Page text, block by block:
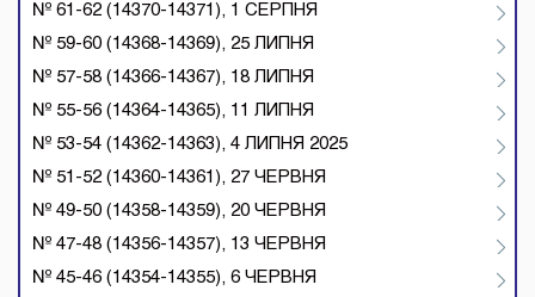
№ 61-62 (14370-14371), 1 СЕРПНЯ
№ 59-60 (14368-14369), 25 ЛИПНЯ
№ 57-58 (14366-14367), 18 ЛИПНЯ
№ 55-56 (14364-14365), 11 ЛИПНЯ
№ 53-54 (14362-14363), 4 ЛИПНЯ 2025
№ 51-52 (14360-14361), 27 ЧЕРВНЯ
№ 49-50 (14358-14359), 20 ЧЕРВНЯ
№ 47-48 (14356-14357), 13 ЧЕРВНЯ
№ 45-46 (14354-14355), 6 ЧЕРВНЯ